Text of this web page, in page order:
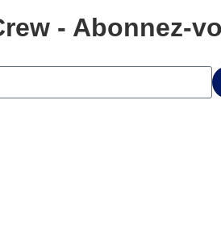
- Abonnez-